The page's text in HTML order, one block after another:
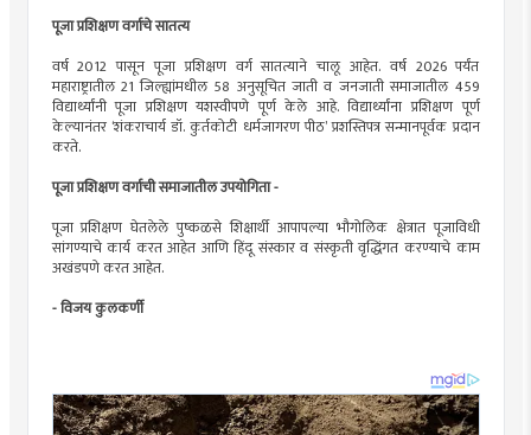
पूजा प्रशिक्षण वर्गाचे सातत्य
वर्ष 2012 पासून पूजा प्रशिक्षण वर्ग सातत्याने चालू आहेत. वर्ष 2026 पर्यंत
महाराष्ट्रातील 21 जिल्ह्यांमधील 58 अनुसूचित जाती व जनजाती समाजातील 459
विद्यार्थ्यांनी पूजा प्रशिक्षण यशस्वीपणे पूर्ण केले आहे. विद्यार्थ्यांना प्रशिक्षण पूर्ण
केल्यानंतर ‘शंकराचार्य डॉ. कुर्तकोटी धर्मजागरण पीठ’ प्रशस्तिपत्र सन्मानपूर्वक प्रदान
करते.
पूजा प्रशिक्षण वर्गाची समाजातील उपयोगिता -
पूजा प्रशिक्षण घेतलेले पुष्कळसे शिक्षार्थी आपापल्या भौगोलिक क्षेत्रात पूजाविधी
सांगण्याचे कार्य करत आहेत आणि हिंदू संस्कार व संस्कृती वृद्धिंगत करण्याचे काम
अखंडपणे करत आहेत.
- विजय कुलकर्णी